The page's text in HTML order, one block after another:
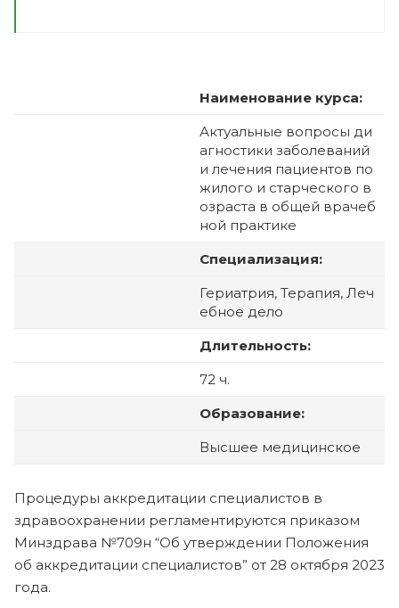
Наименование курса:
Актуальные вопросы ди
агностики заболеваний
и лечения пациентов по
жилого и старческого в
озраста в общей врачеб
ной практике
Специализация:
Гериатрия, Терапия, Леч
ебное дело
Длительность:
72 ч.
Образование:
Высшее медицинское
Процедуры аккредитации специалистов в
здравоохранении регламентируются приказом
Минздрава №709н “Об утверждении Положения
об аккредитации специалистов” от 28 октября 2023
года.